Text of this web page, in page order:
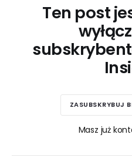
Ten post
ZASUBSKRYBUJ
Masz już